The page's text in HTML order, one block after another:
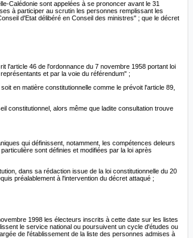
Calédonie sont appelées à se prononcer avant le 31
à participer au scrutin les personnes remplissant les
d'Etat délibéré en Conseil des ministres" ; que le décret
l'article 46 de l'ordonnance du 7 novembre 1958 portant loi
et par la voie du référendum" ;
en matière constitutionnelle comme le prévoit l'article 89,
constitutionnel, alors même que ladite consultation trouve
qui définissent, notamment, les compétences deleurs
sont définies et modifiées par la loi après
dans sa rédaction issue de la loi constitutionnelle du 20
préalablement à l'intervention du décret attaqué ;
1998 les électeurs inscrits à cette date sur les listes
le service national ou poursuivent un cycle d'études ou
de l'établissement de la liste des personnes admises à